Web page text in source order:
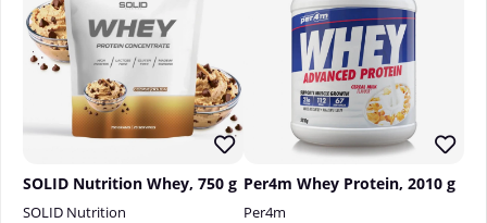
SOLID Nutrition Whey, 750 g
SOLID Nutrition
Per4m Whey Protein, 2010 g
Per4m